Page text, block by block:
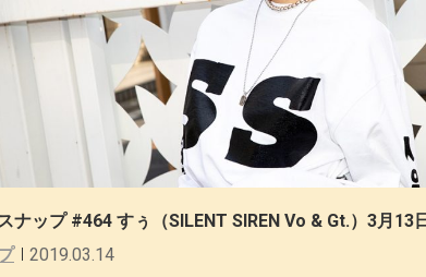
ナップ #464 すぅ（SILENT SIREN Vo & Gt.）3月13
2019.03.14